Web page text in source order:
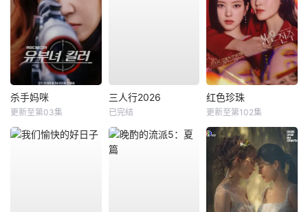
杀手妈咪
更新至第03集
三人行2026
已完结
红色珍珠
更新至第102集